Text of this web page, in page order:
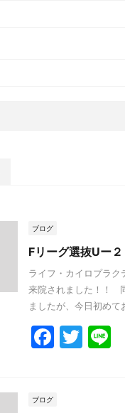
ブログ
Fリーグ選抜Uー
ライフ・カイロプラ
来院されました！！
ましたが、今日初めて
F
T
ブログ